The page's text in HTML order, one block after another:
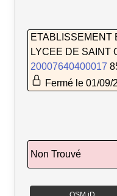
ETABLISSEMENT
LYCEE DE SAINT
20007640400017
Fermé le 01/09/
Non Trouvé